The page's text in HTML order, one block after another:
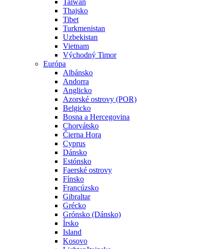
Taiwan
Thajsko
Tibet
Turkmenistan
Uzbekistan
Vietnam
Východný Timor
Európa
Albánsko
Andorra
Anglicko
Azorské ostrovy (POR)
Belgicko
Bosna a Hercegovina
Chorvátsko
Čierna Hora
Cyprus
Dánsko
Estónsko
Faerské ostrovy
Fínsko
Francúzsko
Gibraltar
Grécko
Grónsko (Dánsko)
Írsko
Island
Kosovo